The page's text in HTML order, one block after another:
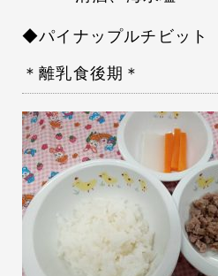
◆パイナップルチビット
＊離乳食後期＊